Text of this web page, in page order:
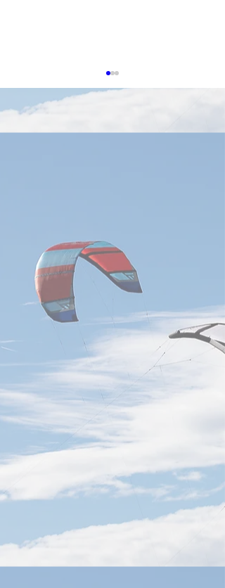
為替差損の警鐘鳴る
経済部が防護策を構築、中小
クヘッジ手段を推奨し、為替
変動による影響の緩和と経営
の安定化を図る方針...